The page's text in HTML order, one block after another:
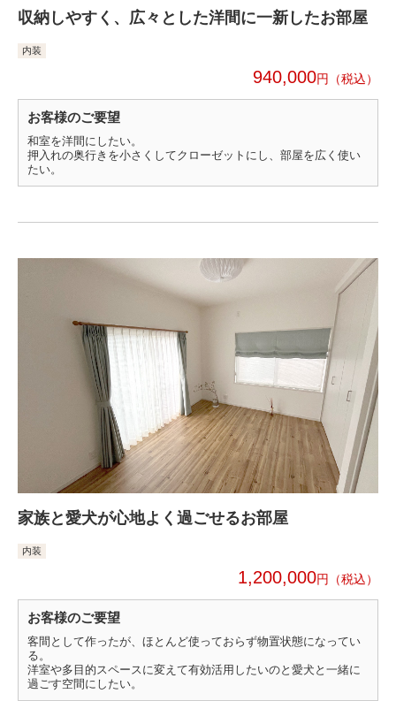
収納しやすく、広々とした洋間に一新したお部屋
内装
940,000円
お客様のご要望
和室を洋間にしたい。
押入れの奥行きを小さくしてクローゼットにし、部屋を広く使い
たい。
家族と愛犬が心地よく過ごせるお部屋
内装
1,200,000円
お客様のご要望
客間として作ったが、ほとんど使っておらず物置状態になってい
る。
洋室や多目的スペースに変えて有効活用したいのと愛犬と一緒に
過ごす空間にしたい。